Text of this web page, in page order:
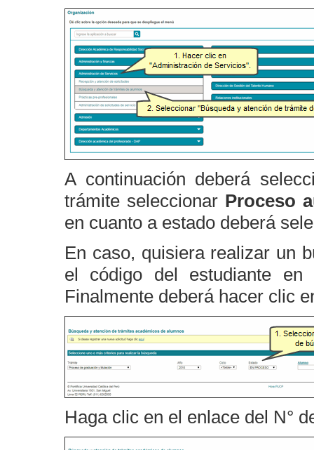
A continuación deberá
trámite seleccionar Proceso
en cuanto a estado deberá
En caso, quisiera realizar un
el código del estudiante
Finalmente deberá hacer clic
Haga clic en el enlace del N°